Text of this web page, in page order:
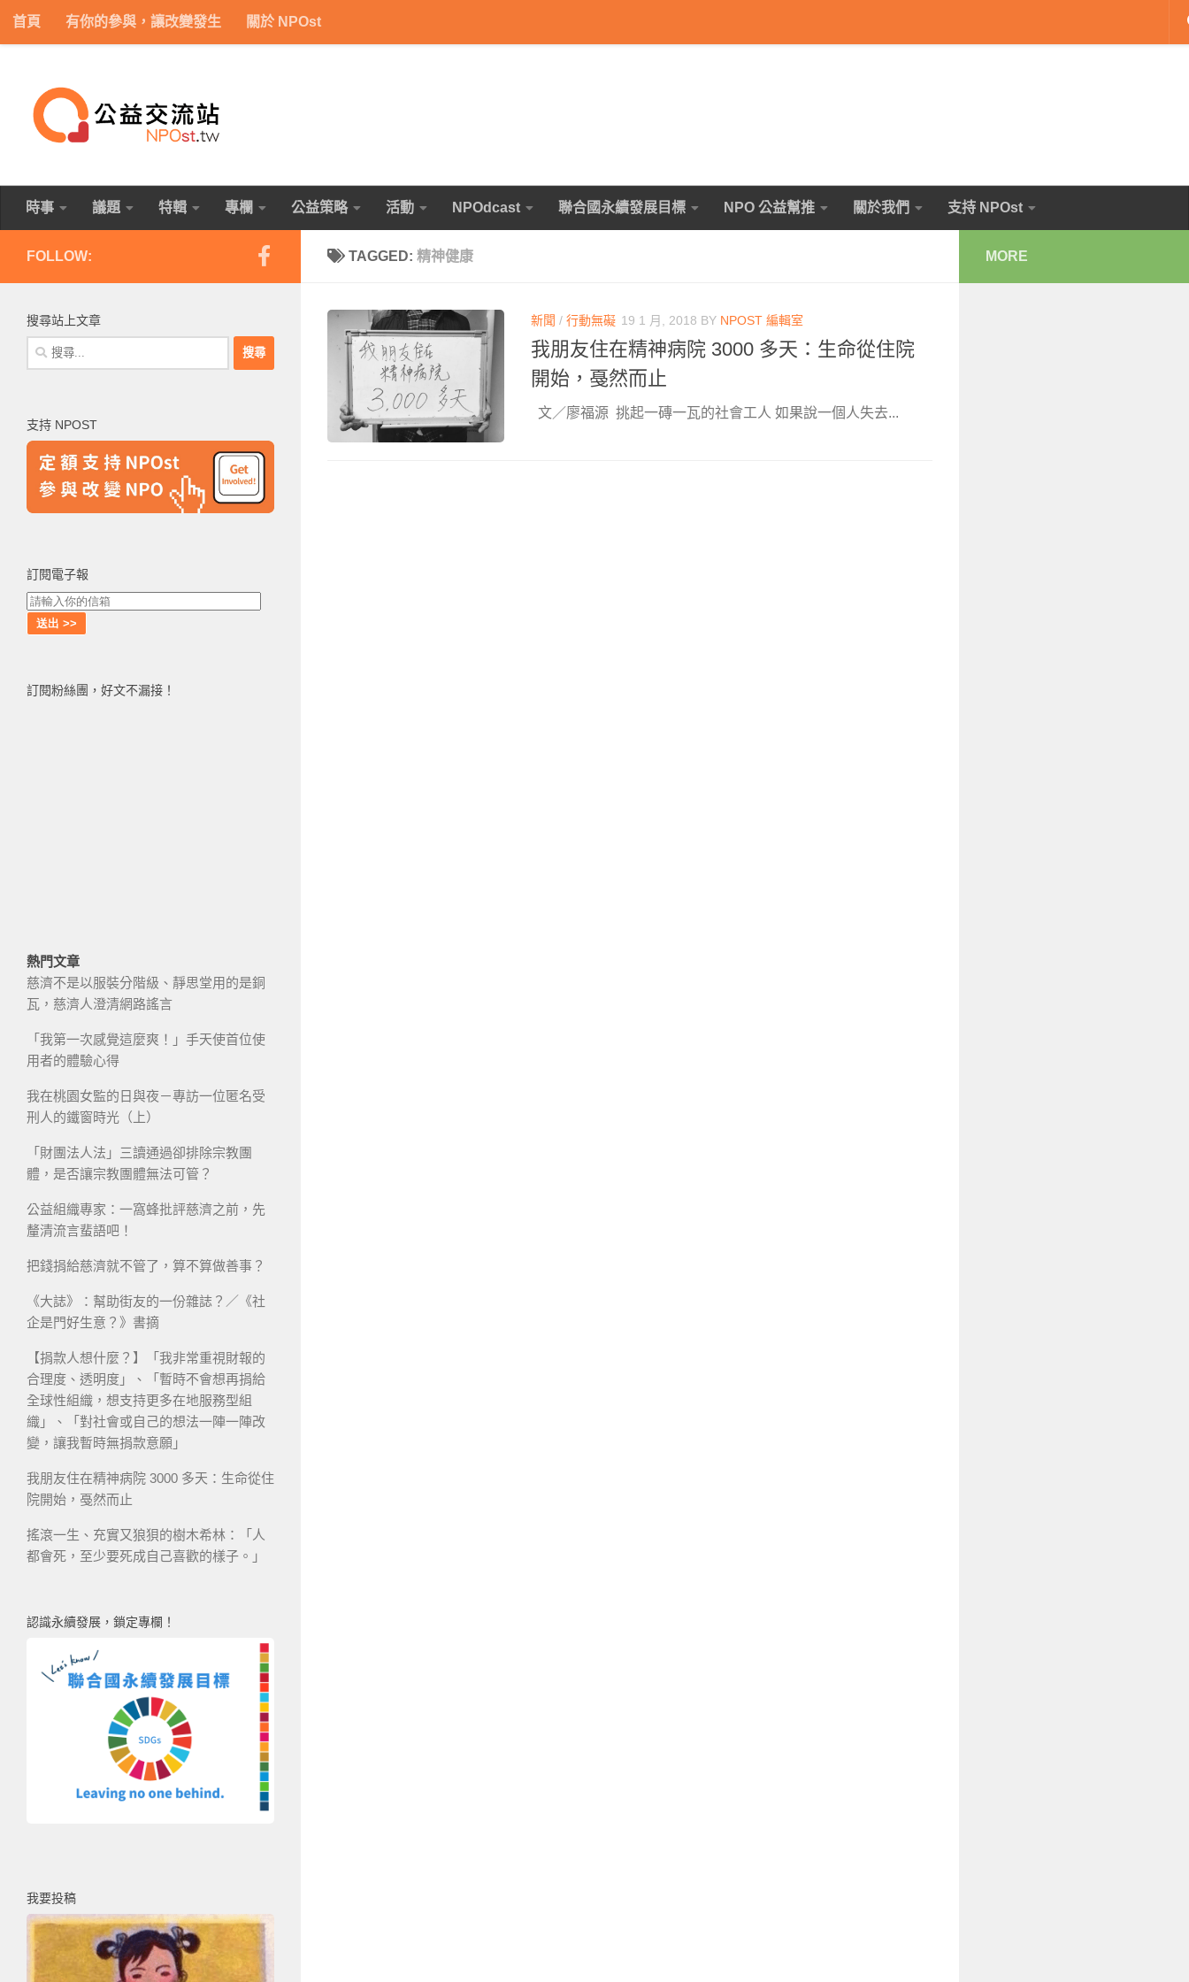
Skip to content
首頁 有你的參與，讓改變發生 關於 NPOst
時事 議題 特輯 專欄 公益策略 活動 NPOdcast 聯合國永續發展目標 NPO 公益幫推 關於我們 支持 NPOst
TAGGED: 精神健康
新聞 / 行動無礙 19 1 月, 2018 BY NPOST 編輯室
我朋友住在精神病院 3000 多天：生命從住院
開始，戞然而止
文／廖福源 挑起一磚一瓦的社會工人 如果說一個人失去...
FOLLOW:
搜尋站上文章
搜
尋
字:
支持 NPOST
訂閱電子報
訂閱粉絲團，好文不漏接！
熱門文章
慈濟不是以服裝分階級、靜思堂用的是銅
瓦，慈濟人澄清網路謠言
「我第一次感覺這麼爽！」手天使首位使
用者的體驗心得
我在桃園女監的日與夜－專訪一位匿名受
刑人的鐵窗時光（上）
「財團法人法」三讀通過卻排除宗教團
體，是否讓宗教團體無法可管？
公益組織專家：一窩蜂批評慈濟之前，先
釐清流言蜚語吧！
把錢捐給慈濟就不管了，算不算做善事？
《大誌》：幫助街友的一份雜誌？／《社
企是門好生意？》書摘
【捐款人想什麼？】「我非常重視財報的
合理度、透明度」、「暫時不會想再捐給
全球性組織，想支持更多在地服務型組
織」、「對社會或自己的想法一陣一陣改
變，讓我暫時無捐款意願」
我朋友住在精神病院 3000 多天：生命從住
院開始，戞然而止
搖滾一生、充實又狼狽的樹木希林：「人
都會死，至少要死成自己喜歡的樣子。」
認識永續發展，鎖定專欄！
我要投稿
MORE